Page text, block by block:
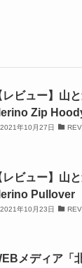
レビュー】山
Zip
2021年10月27日
レビュー】山
Pullover
2021年10月23日
メディア「